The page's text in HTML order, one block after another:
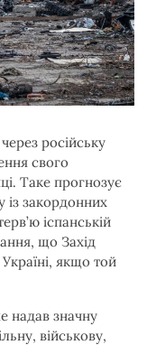
російську
свого
Таке прогнозує
закордонних
іспанській
що Захід
якщо той
надав значну
військову,